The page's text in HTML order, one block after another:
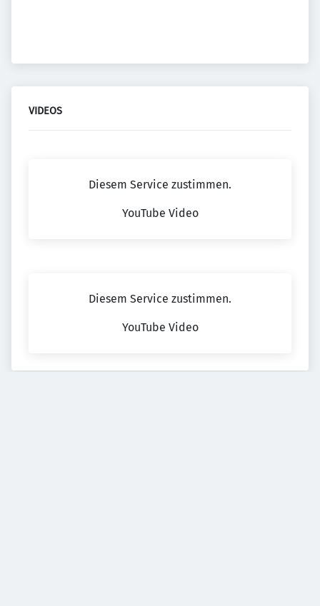
VIDEOS
Diesem Service zustimmen.
YouTube Video
Diesem Service zustimmen.
YouTube Video